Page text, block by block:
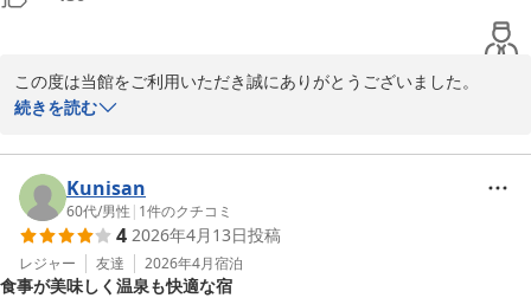
この度は当館をご利用いただき誠にありがとうございました。
ご滞在中は快適にお過ごしいただけたとのこと、大変嬉しく喜んで
季節が変わると、三瓶山もまた全く違う美しい景色を見せてくれま
す。ぜひまた、登山の拠点や日常のリフレッシュとして当館をご利
用くださいませ。次のお越しを心よりお待ち申し上げております。
三瓶温泉 国民宿舎さんべ荘
2026-05-10
続きを読む
Kunisan
60代/男性 | 1件のクチコミ
4 2026年4月13日投稿
レジャー 友達 2026年4月宿泊
食事が美味しく温泉も快適な宿